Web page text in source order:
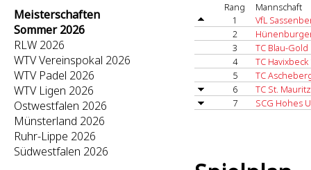
Meisterschaften
Sommer 2026
RLW 2026
WTV Vereinspokal 2026
WTV Padel 2026
WTV Ligen 2026
Ostwestfalen 2026
Münsterland 2026
Ruhr-Lippe 2026
Südwestfalen 2026
Rang
Mannschaft
1
VfL
2
3
TC Blau-
4
TC Havixbeck
5
TC
6
TC St.
7
SCG Hohes